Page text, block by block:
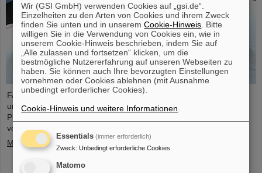
FAIR und GSI trauern um einen herausragenden Wissenschaftler
und einen der Wegbereiter für das FAIR-Projekt. Der indische
Physiker Bikash Sinha ist am 11. August im Alter von 78 Jahren
von uns gegangen.
Mehr »
Wir (GSI GmbH) verwenden Cookies auf „gsi.de“.
Einzelheiten zu den Arten von Cookies und ihrem Zweck
finden Sie unten und in unseremCookie-Hinweis . Bitte
willigen Sie in die Verwendung von Cookies ein, wie in
unserem Cookie-Hinweis beschrieben, indem Sie auf
„Alle zulassen und fortsetzen“ klicken, um die
bestmögliche Nutzererfahrung auf unseren Webseiten zu
haben. Sie können auch Ihre bevorzugten Einstellungen
vornehmen oder Cookies ablehnen (mit Ausnahme
unbedingt erforderlicher Cookies).
Cookie-Hinweis und weitere Informationen
Essentials (immer erforderlich)
Zweck: Unbedingt erforderliche Cookies
Matomo